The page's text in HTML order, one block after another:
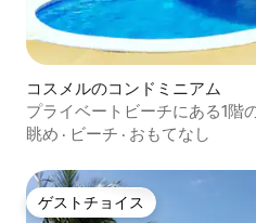
コスメルのコンドミニアム
プライベートビーチにある1階
眺め · ビーチ · おもてなし
ゲストチョイス
ゲストチョイス